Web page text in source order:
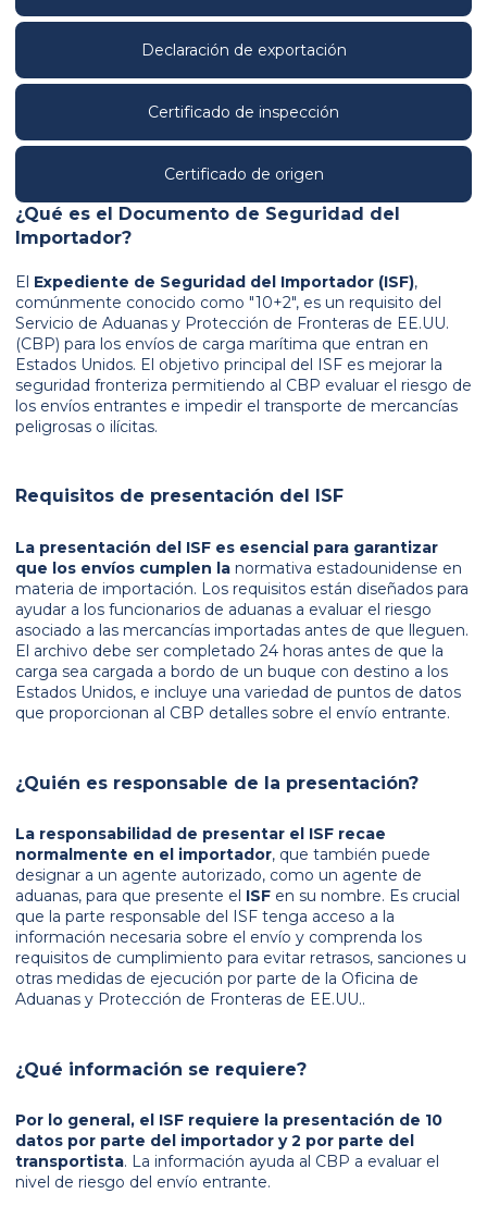
Declaración de exportación
Certificado de inspección
Certificado de origen
¿Qué es el Documento de Seguridad del
Importador?
El Expediente de Seguridad del Importador (ISF),
comúnmente conocido como "10+2", es un requisito del
Servicio de Aduanas y Protección de Fronteras de EE.UU.
(CBP) para los envíos de carga marítima que entran en
Estados Unidos. El objetivo principal del ISF es mejorar la
seguridad fronteriza permitiendo al CBP evaluar el riesgo de
los envíos entrantes e impedir el transporte de mercancías
peligrosas o ilícitas.
Requisitos de presentación del ISF
La presentación del ISF es esencial para garantizar
que los envíos cumplen la normativa estadounidense en
materia de importación. Los requisitos están diseñados para
ayudar a los funcionarios de aduanas a evaluar el riesgo
asociado a las mercancías importadas antes de que lleguen.
El archivo debe ser completado 24 horas antes de que la
carga sea cargada a bordo de un buque con destino a los
Estados Unidos, e incluye una variedad de puntos de datos
que proporcionan al CBP detalles sobre el envío entrante.
¿Quién es responsable de la presentación?
La responsabilidad de presentar el ISF recae
normalmente en el importador, que también puede
designar a un agente autorizado, como un agente de
aduanas, para que presente el ISF en su nombre. Es crucial
que la parte responsable del ISF tenga acceso a la
información necesaria sobre el envío y comprenda los
requisitos de cumplimiento para evitar retrasos, sanciones u
otras medidas de ejecución por parte de la Oficina de
Aduanas y Protección de Fronteras de EE.UU..
¿Qué información se requiere?
Por lo general, el ISF requiere la presentación de 10
datos por parte del importador y 2 por parte del
transportista. La información ayuda al CBP a evaluar el
nivel de riesgo del envío entrante.